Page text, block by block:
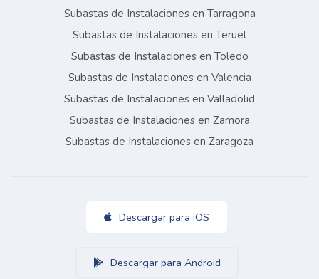
Subastas de Instalaciones en Tarragona
Subastas de Instalaciones en Teruel
Subastas de Instalaciones en Toledo
Subastas de Instalaciones en Valencia
Subastas de Instalaciones en Valladolid
Subastas de Instalaciones en Zamora
Subastas de Instalaciones en Zaragoza
Descargar para iOS
Descargar para Android